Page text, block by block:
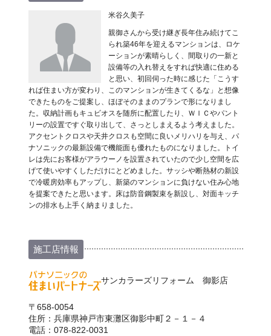
米谷久美子
親御さんから受け継ぎ長年住み続けてこ
られ築46年を迎えるマンションは、ロケ
ーションが素晴らしく、間取りの一新と
設備等の入れ替えをすれば快適に住める
と思い、初回伺った時に感じた「こうす
れば住まい方が変わり、このマンションが生きてくるな」と想像
できたものをご提案し、ほぼそのままのプランで形になりまし
た。収納計画もキュビオスを随所に配置したり、ＷＩＣやパント
リーの設置ですぐ取り出して、さっとしまえるよう考えました。
アクセントクロスや天井クロスも空間に良いメリハリを与え、パ
ナソニックの最新設備で機能面も優れたものになりました。トイ
レは先にお客様がアラウーノを設置されていたので少し空間を広
げて使いやすくしただけにとどめました。サッシや断熱材の新設
で冷暖房効率もアップし、新築のマンションに負けない住み心地
を提案できたと思います。床は防音鋼製束を新設し、対面キッチ
ンの排水も上手く納まりました。
施工店情報
サンカラーズリフォーム 御影店
〒658-0054
住所：兵庫県神戸市東灘区御影中町２－１－４
電話：078-822-0031